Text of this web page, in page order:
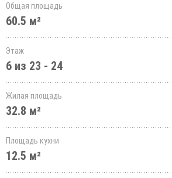
Общая площадь
60.5 м²
Этаж
6 из 23 - 24
Жилая площадь
32.8 м²
Площадь кухни
12.5 м²